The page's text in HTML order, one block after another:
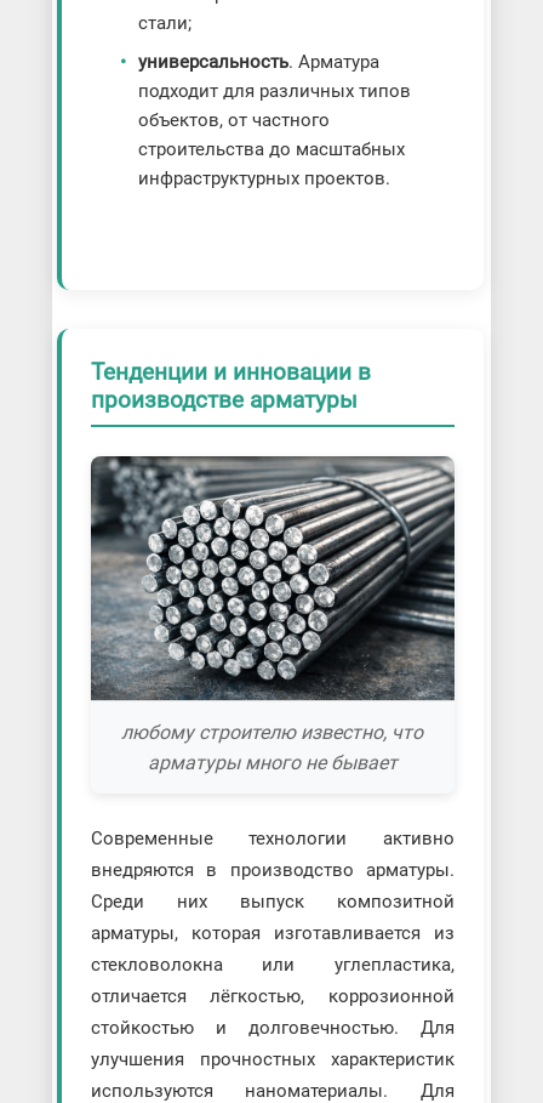
стали;
универсальность. Арматура
подходит для различных типов
объектов, от частного
строительства до масштабных
инфраструктурных проектов.
Тенденции и инновации в
производстве арматуры
любому строителю известно, что
арматуры много не бывает
Современные технологии активно
внедряются в производство арматуры.
Среди них выпуск композитной
арматуры, которая изготавливается из
стекловолокна или углепластика,
отличается лёгкостью, коррозионной
стойкостью и долговечностью. Для
улучшения прочностных характеристик
используются наноматериалы. Для